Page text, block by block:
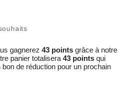
gagnerez 43 points grâce à notre
panier totalisera 43 points qui
de réduction pour un prochain